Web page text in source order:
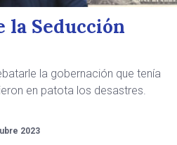
la Seducción
la gobernación que tenía
en patota los desastres.
2023